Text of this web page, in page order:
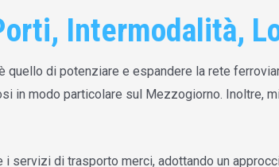
Intermodalità,
quello di potenziare e espandere la rete
in modo particolare sul Mezzogiorno. Inoltre,
i servizi di trasporto merci, adottando un